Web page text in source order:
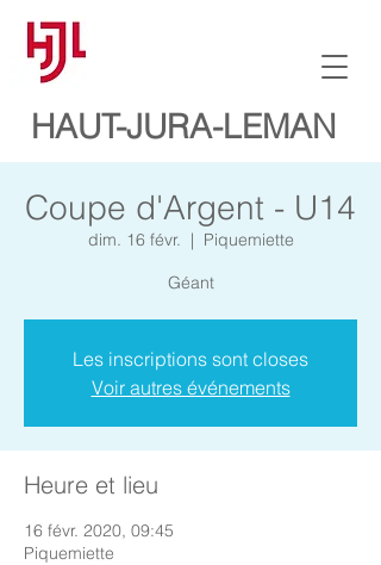
HAUT-JURA-LEMAN
Coupe d'Argent - U14
dim. 16 févr.
  |
Piquemiette
Géant
Les inscriptions sont closes
Voir autres événements
Heure et lieu
16 févr. 2020, 09:45
Piquemiette